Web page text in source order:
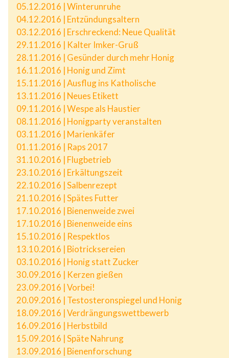
05.12.2016 | Winterunruhe
04.12.2016 | Entzündungsaltern
03.12.2016 | Erschreckend: Neue Qualität
29.11.2016 | Kalter Imker-Gruß
28.11.2016 | Gesünder durch mehr Honig
16.11.2016 | Honig und Zimt
15.11.2016 | Ausflug ins Katholische
13.11.2016 | Neues Etikett
09.11.2016 | Wespe als Haustier
08.11.2016 | Honigparty veranstalten
03.11.2016 | Marienkäfer
01.11.2016 | Raps 2017
31.10.2016 | Flugbetrieb
23.10.2016 | Erkältungszeit
22.10.2016 | Salbenrezept
21.10.2016 | Spätes Futter
17.10.2016 | Bienenweide zwei
17.10.2016 | Bienenweide eins
15.10.2016 | Respektlos
13.10.2016 | Biotricksereien
03.10.2016 | Honig statt Zucker
30.09.2016 | Kerzen gießen
23.09.2016 | Vorbei!
20.09.2016 | Testosteronspiegel und Honig
18.09.2016 | Verdrängungswettbewerb
16.09.2016 | Herbstbild
15.09.2016 | Späte Nahrung
13.09.2016 | Bienenforschung